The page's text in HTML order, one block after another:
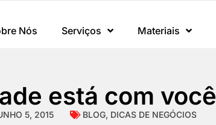
Nós Serviços Materiais
está com você
5, 2015 BLOG, DICAS DE NEGÓCIOS